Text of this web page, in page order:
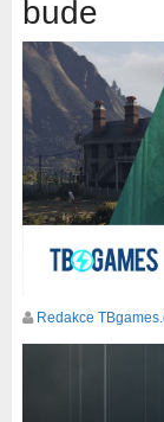
bude
Redakce